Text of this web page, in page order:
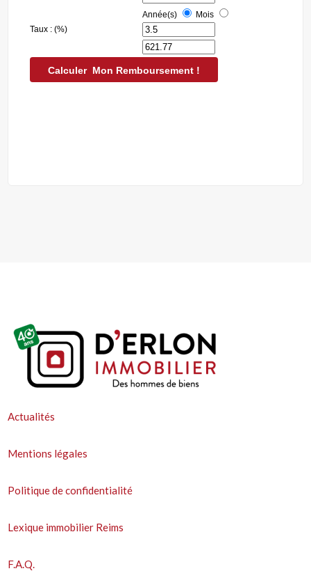
Actualités
Mentions légales
Politique de confidentialité
Lexique immobilier Reims
F.A.Q.